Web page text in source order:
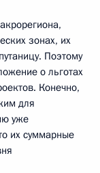
зонах, их
Поэтому
о льготах
Конечно,
для
уже
их суммарные